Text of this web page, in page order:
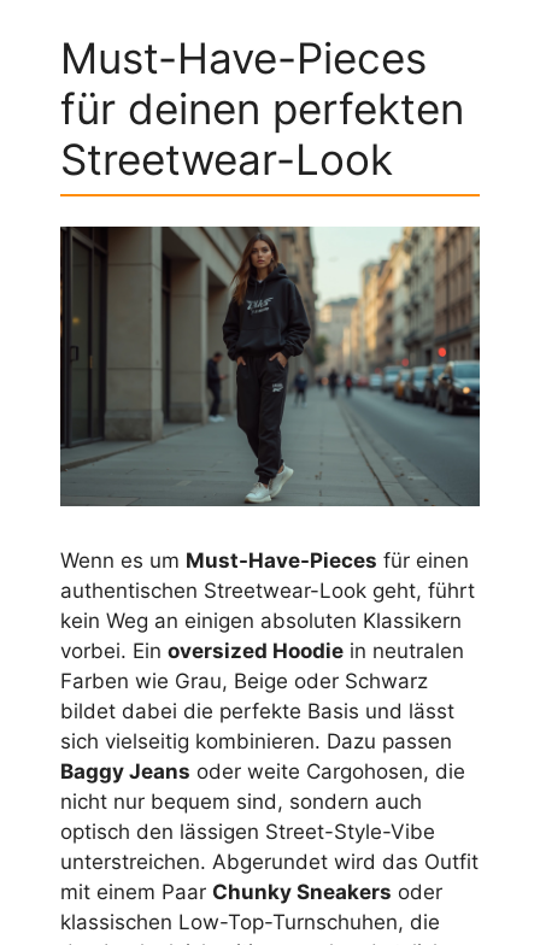
Must-Have-Pieces
für deinen perfekten
Streetwear-Look
Wenn es um Must-Have-Pieces für einen
authentischen Streetwear-Look geht, führt
kein Weg an einigen absoluten Klassikern
vorbei. Ein oversized Hoodie in neutralen
Farben wie Grau, Beige oder Schwarz
bildet dabei die perfekte Basis und lässt
sich vielseitig kombinieren. Dazu passen
Baggy Jeans oder weite Cargohosen, die
nicht nur bequem sind, sondern auch
optisch den lässigen Street-Style-Vibe
unterstreichen. Abgerundet wird das Outfit
mit einem Paar Chunky Sneakers oder
klassischen Low-Top-Turnschuhen, die